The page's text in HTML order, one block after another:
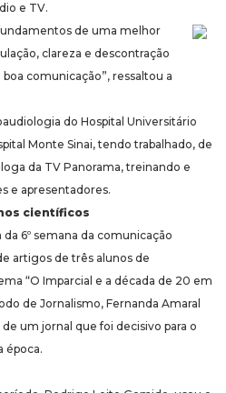
e TV.
de uma melhor
clareza e descontração
comunicação”, ressaltou a
do Hospital Universitário
Monte Sinai, tendo trabalhado, de
da TV Panorama, treinando e
e apresentadores.
científicos
6º semana da comunicação
artigos de três alunos de
“O Imparcial e a década de 20 em
de Jornalismo, Fernanda Amaral
um jornal que foi decisivo para o
época.